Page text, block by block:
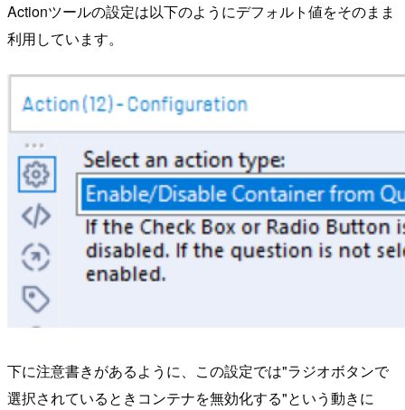
Actionツールの設定は以下のようにデフォルト値をそのまま
利用しています。
下に注意書きがあるように、この設定では"ラジオボタンで
選択されているときコンテナを無効化する"という動きに